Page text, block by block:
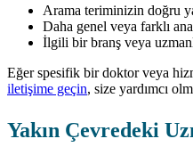
Arama teriminizin doğru
Daha genel veya farklı
İlgili bir branş veya
Eğer spesifik bir doktor veya
iletişime geçin, size yardımcı
Yakın Çevredeki